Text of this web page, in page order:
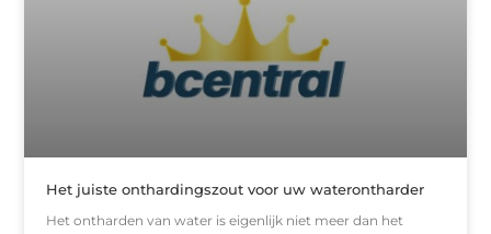
Het juiste onthardingszout voor uw waterontharder
Het ontharden van water is eigenlijk niet meer dan het